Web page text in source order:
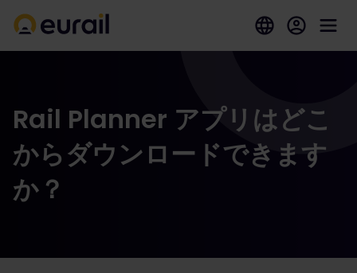
Rail Planner アプリはどこ
からダウンロードできます
か？